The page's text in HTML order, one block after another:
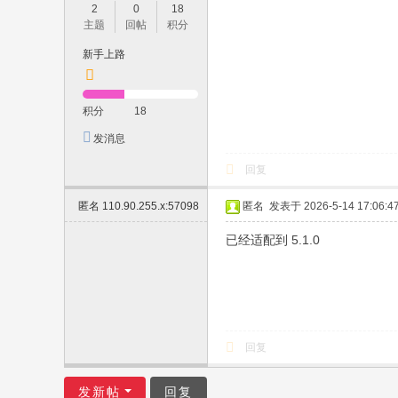
2
主题
0
回帖
18
积分
新手上路
积分 18
发消息
回复
匿名 110.90.255.x:57098 匿名 发表于 2026-5-14
已经适配到 5.1.0
回复
发新帖 回复